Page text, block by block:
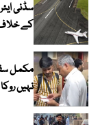
کے
مکمل
نہیں